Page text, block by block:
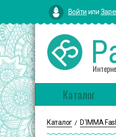
Войти или
Каталог
Каталог / D`IMMA